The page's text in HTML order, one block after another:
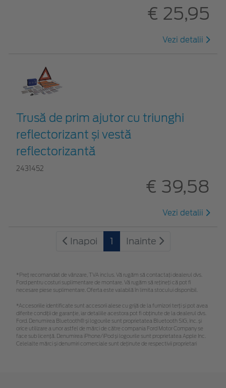
€ 25,95
Vezi detalii
Trusă de prim ajutor cu triunghi
reflectorizant și vestă
reflectorizantă
2431452
€ 39,58
Vezi detalii
Inapoi 1 Inainte
*Preţ recomandat de vânzare, TVA inclus. Vă rugăm să contactaţi dealerul dvs.
Ford pentru costuri suplimentare de montare. Vă rugăm să rețineți că pot fi
necesare piese suplimentare. Oferta este valabilă în limita stocului disponibil.
*Accesoriile identificate sunt accesorii alese cu grijă de la furnizori terți și pot avea
diferite condiții de garanție, iar detaliile acestora pot fi obținute de la dealerul dvs.
Ford. Denumirea Bluetooth® și logourile sunt proprietatea Bluetooth SIG, Inc. și
orice utilizare a unor astfel de mărci de către compania Ford Motor Company se
face sub licență. Denumirea iPhone/iPod și logourile sunt proprietatea Apple Inc.
Celelalte mărci și denumiri comerciale sunt deținute de respectivii proprietari